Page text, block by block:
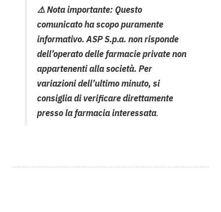
⚠️ Nota importante: Questo
comunicato ha scopo puramente
informativo. ASP S.p.a. non risponde
dell’operato delle farmacie private non
appartenenti alla società. Per
variazioni dell’ultimo minuto, si
consiglia di verificare direttamente
presso la farmacia interessata.